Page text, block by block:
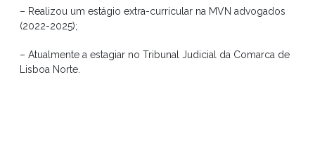
– Realizou um estágio extra-curricular na MVN advogados
(2022-2025);
– Atualmente a estagiar no Tribunal Judicial da Comarca de
Lisboa Norte.